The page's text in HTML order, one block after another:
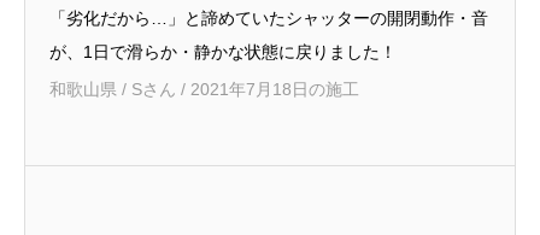
「劣化だから…」と諦めていたシャッターの開閉動作・音
が、1日で滑らか・静かな状態に戻りました！
和歌山県 / Sさん / 2021年7月18日の施工